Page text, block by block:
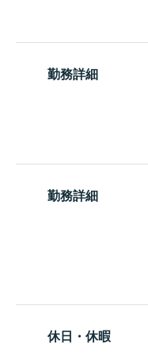
勤務詳細
勤務詳細
休日・休暇